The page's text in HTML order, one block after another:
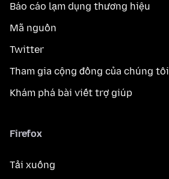
Báo cáo lạm dụng thương hiệu
Mã nguồn
Twitter
Tham gia cộng đồng của chúng tôi
Khám phá bài viết trợ giúp
Firefox
Tải xuống